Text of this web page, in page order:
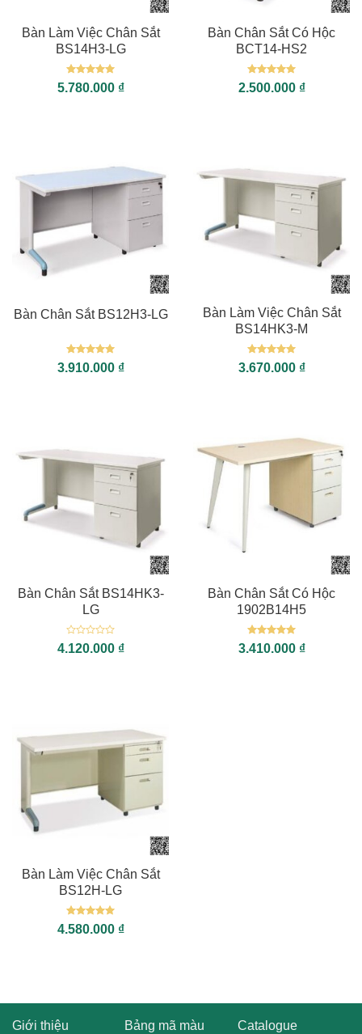
Bàn Làm Việc Chân Sắt
BS14H3-LG
Được xếp
hạng55
5.780.000 ₫
Bàn Chân Sắt Có Hộc
BCT14-HS2
Được xếp
hạng55
2.500.000 ₫
Bàn Chân Sắt BS12H3-LG
Được xếp
hạng55
3.910.000 ₫
Bàn Làm Việc Chân Sắt
BS14HK3-M
Được xếp
hạng55
3.670.000 ₫
Bàn Chân Sắt BS14HK3-
LG
Được
xếp
4.120.000 ₫
Bàn Chân Sắt Có Hộc
1902B14H5
Được xếp
hạng55
3.410.000 ₫
Bàn Làm Việc Chân Sắt
BS12H-LG
Được xếp
hạng55
4.580.000 ₫
Giới thiệu Bảng mã màu Catalogue